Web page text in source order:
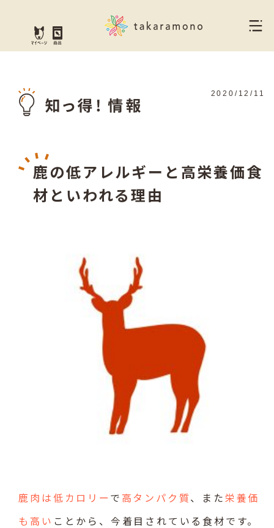
2020/12/11
鹿の低アレルギーと高栄養価食
材といわれる理由
鹿肉は低カロリー で 高タンパク質、また 栄養価
も高い ことから、今着目されている食材です。